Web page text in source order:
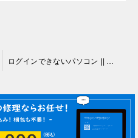
ログインできないパソコン || 伊那市